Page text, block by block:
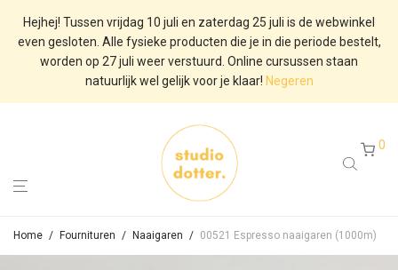
Hejhej! Tussen vrijdag 10 juli en zaterdag 25 juli is de webwinkel
even gesloten. Alle fysieke producten die je in die periode bestelt,
worden op 27 juli weer verstuurd. Online cursussen staan
natuurlijk wel gelijk voor je klaar! Negeren
0
Home / Fournituren / Naaigaren / 00521 Espresso naaigaren (1000m)